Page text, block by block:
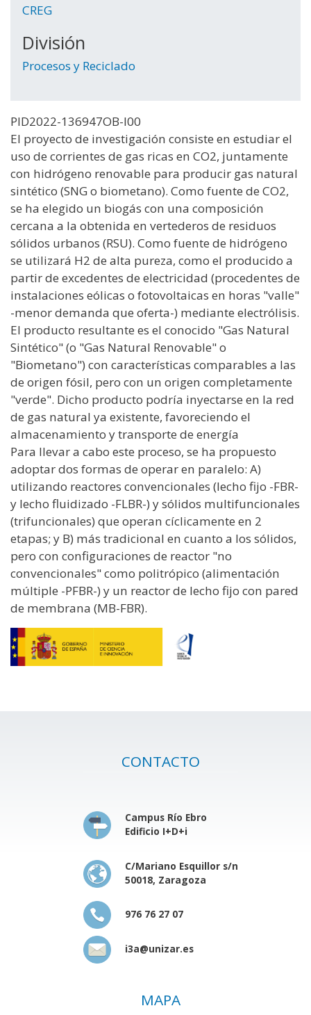
CREG
División
Procesos y Reciclado
PID2022-136947OB-I00
El proyecto de investigación consiste en estudiar el
uso de corrientes de gas ricas en CO2, juntamente
con hidrógeno renovable para producir gas natural
sintético (SNG o biometano). Como fuente de CO2,
se ha elegido un biogás con una composición
cercana a la obtenida en vertederos de residuos
sólidos urbanos (RSU). Como fuente de hidrógeno
se utilizará H2 de alta pureza, como el producido a
partir de excedentes de electricidad (procedentes de
instalaciones eólicas o fotovoltaicas en horas "valle"
-menor demanda que oferta-) mediante electrólisis.
El producto resultante es el conocido "Gas Natural
Sintético" (o "Gas Natural Renovable" o
"Biometano") con características comparables a las
de origen fósil, pero con un origen completamente
"verde". Dicho producto podría inyectarse en la red
de gas natural ya existente, favoreciendo el
almacenamiento y transporte de energía
Para llevar a cabo este proceso, se ha propuesto
adoptar dos formas de operar en paralelo: A)
utilizando reactores convencionales (lecho fijo -FBR-
y lecho fluidizado -FLBR-) y sólidos multifuncionales
(trifuncionales) que operan cíclicamente en 2
etapas; y B) más tradicional en cuanto a los sólidos,
pero con configuraciones de reactor "no
convencionales" como politrópico (alimentación
múltiple -PFBR-) y un reactor de lecho fijo con pared
de membrana (MB-FBR).
CONTACTO
Campus Río Ebro
Edificio I+D+i
C/Mariano Esquillor s/n
50018, Zaragoza
976 76 27 07
i3a@unizar.es
MAPA